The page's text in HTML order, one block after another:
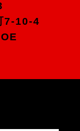
7-10-4